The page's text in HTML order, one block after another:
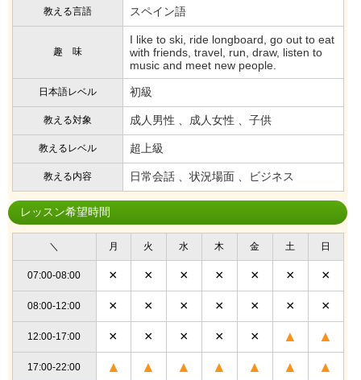
教える言語 スペイン語
趣 味
I like to ski, ride longboard, go out to eat
with friends, travel, run, draw, listen to
music and meet new people.
日本語レベル 初級
教える対象 成人男性 、成人女性 、子供
教えるレベル 超上級
教える内容 日常会話 、状況場面 、ビジネス
レッスン希望時間
＼ 月 火 水 木 金 土 日
07:00-08:00 × × × × × × ×
08:00-12:00 × × × × × × ×
12:00-17:00 × × × × × ▲ ▲
17:00-22:00 ▲ ▲ ▲ ▲ ▲ ▲ ▲